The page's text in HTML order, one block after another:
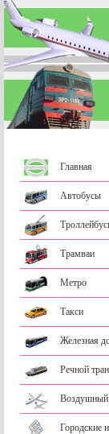
Главная
Автобусы
Трамваи
Метро
Такси
Железная
Речной
Воздушный
Городские